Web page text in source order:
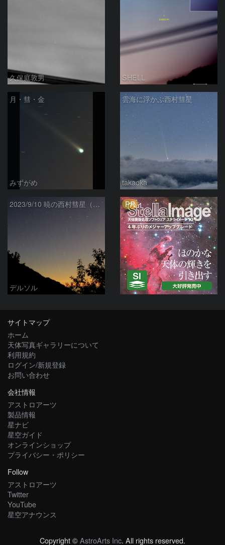
久保庭敦男 SHELL
月・彗・金
みずがめ
雲海に浮かぶ西村彗星
takaoka
2023/9/10 暁の西村彗星（C/2023 P1）
デルソル
PR
サイトマップ
ホーム
天体写真ギャラリーについて
利用規約
ログイン/新規登録
お問い合わせ
会社情報
アストロアーツ
製品情報
星ナビ
星空ガイド
オンラインショップ
プライバシー・ポリシー
Follow
アストロアーツ
Twitter
YouTube
星空アナウンス
Copyright ©AstroArts Inc. All rights reserved.